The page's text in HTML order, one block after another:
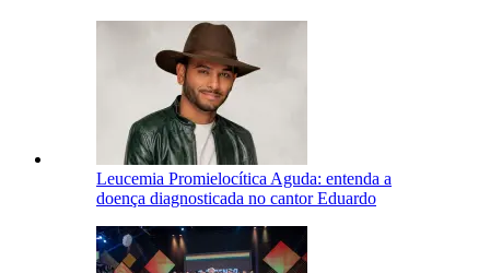
Leucemia Promielocítica Aguda: entenda a
doença diagnosticada no cantor Eduardo